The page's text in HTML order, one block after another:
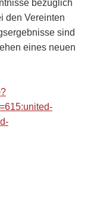
bezüglich
den Vereinten
sind
eines neuen